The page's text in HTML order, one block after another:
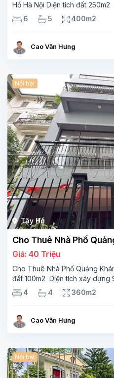
Hồ Hà Nội Diện tích đất
Xây 4 tầng, 6 phòng ngủ 5
khách , phòng bếp-1wc Tầng
6 5 400m2
Cao Văn Hưng
Tây Hồ
Nổi bật
Cho Thuê Nhà Phố
Giá: 40 Triệu
Cho Thuê Nhà Phố Quảng
đất 100m2 Diện tích xây
3 phòng tắm Tầng 1 – phòng
, 1 phòng ngủ,1 phòng tắm
4 4 360m2
Cao Văn Hưng
Nổi bật